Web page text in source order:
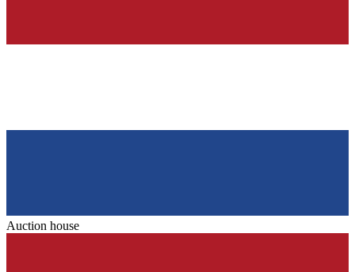
Auction house